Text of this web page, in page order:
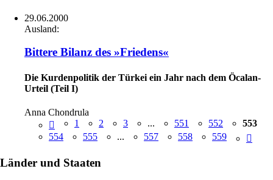
29.06.2000
Ausland:
Bittere Bilanz des »Friedens«
Die Kurdenpolitik der Türkei ein Jahr nach dem Öcalan-
Urteil (Teil I)
Anna Chondrula
1
2 3 ... 551 552
553
554
555 ... 557 558 559
Länder und Staaten